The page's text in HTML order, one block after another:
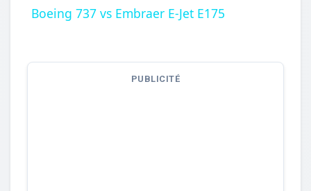
Boeing 737 vs Embraer E-Jet E175
PUBLICITÉ